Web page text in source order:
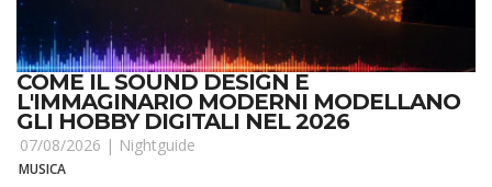
COME IL SOUND DESIGN E
L'IMMAGINARIO MODERNI MODELLANO
GLI HOBBY DIGITALI NEL 2026
07/08/2026 | Nightguide
MUSICA